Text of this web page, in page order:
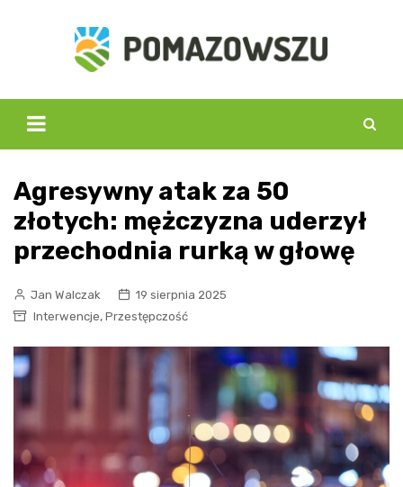
Agresywny atak za 50
złotych: mężczyzna uderzył
przechodnia rurką w głowę
Jan Walczak
19 sierpnia 2025
Interwencje, Przestępczość